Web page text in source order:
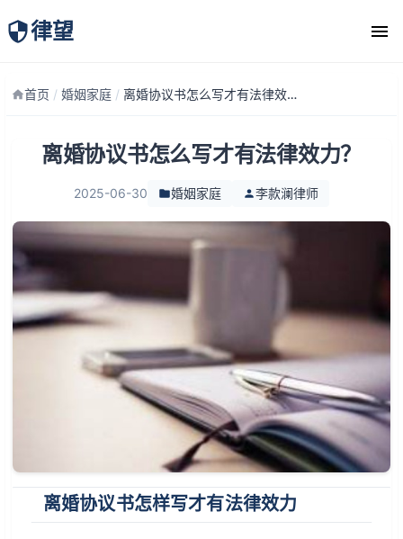
律望
律师团队
首页 / 婚姻家庭 / 离婚协议书怎么写才有法律效力？
离婚协议书怎么写才有法律效力？
2025-06-30 婚姻家庭 李款澜律师
离婚协议书怎样写才有法律效力